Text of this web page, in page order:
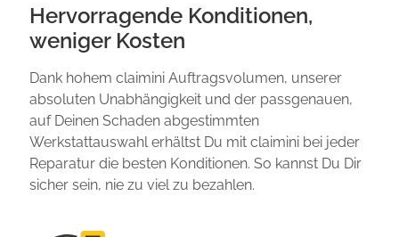
Hervorragende Konditionen,
weniger Kosten
Dank hohem claimini Auftragsvolumen, unserer
absoluten Unabhängigkeit und der passgenauen,
auf Deinen Schaden abgestimmten
Werkstattauswahl erhältst Du mit claimini bei jeder
Reparatur die besten Konditionen. So kannst Du Dir
sicher sein, nie zu viel zu bezahlen.